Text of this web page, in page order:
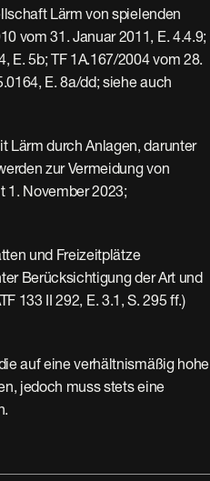
Lärm von spielenden
vom 31. Januar 2011, E. 4.4.9;
E. 5b; TF 1A.167/2004 vom 28.
E. 8a/dd; siehe auch
Lärm durch Anlagen, darunter
zur Vermeidung von
1. November 2023;
und Freizeitplätze
Berücksichtigung der Art und
133 II 292, E. 3.1, S. 295 ff.)
auf eine verhältnismäßig hohe
jedoch muss stets eine